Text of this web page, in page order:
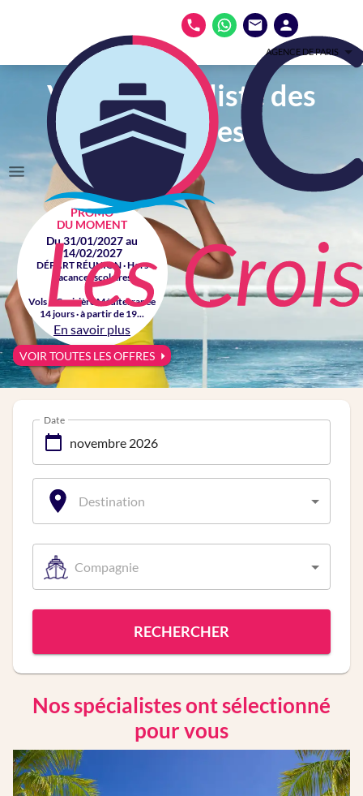
AGENCE DE PARIS
Votre spécialiste des
croisières
PROMO
DU MOMENT
Du 31/01/2027 au
14/02/2027
DÉPART RÉUNION · Hors
vacances scolaires
Vols + Croisière Méditerranée
14 jours · à partir de 19...
En savoir plus
VOIR TOUTES LES OFFRES
Date
Destination
Compagnie
RECHERCHER
Nos spécialistes ont sélectionné
pour vous